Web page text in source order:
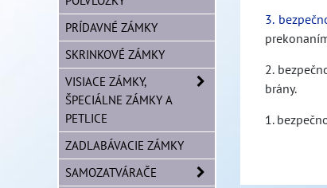
3.
2.
brány.
1.
PRÍDAVNÉ ZÁMKY
SKRINKOVÉ ZÁMKY
VISIACE ZÁMKY,
ŠPECIÁLNE ZÁMKY A
PETLICE
ZADLABÁVACIE ZÁMKY
SAMOZATVÁRAČE